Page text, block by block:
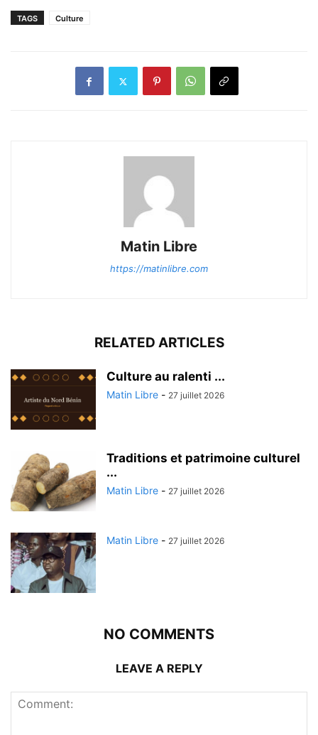
TAGS Culture
Matin Libre
https://matinlibre.com
RELATED ARTICLES
Culture au ralenti ...
Matin Libre - 27 juillet 2026
Traditions et patrimoine culturel
...
Matin Libre - 27 juillet 2026
Matin Libre - 27 juillet 2026
NO COMMENTS
LEAVE A REPLY